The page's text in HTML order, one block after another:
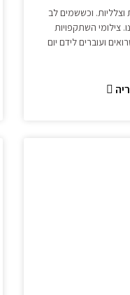
וכששמים לב
צילומי השתקפויות
ועוברים לידם יום